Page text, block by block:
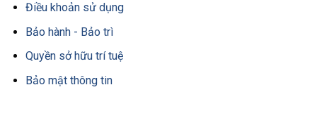
Điều khoản sử dụng
Bảo hành - Bảo trì
Quyền sở hữu trí tuệ
Bảo mật thông tin